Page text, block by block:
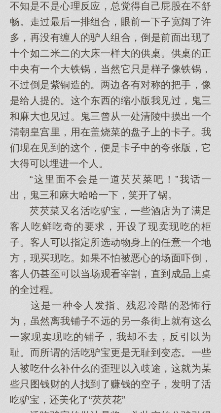
不知是不是心理反应，总觉得自己屁股在不舒
畅。走过最后一排组合，眼前一下子宽阔了许
多，再没有缠人的驴人组合，倒是前面出现了
十个如二米二的大床一样大的供桌。供桌的正
中央有一个大铁锅，当然它只是样子像铁锅，
不过倒是紫铜造的。两边各有对称的把手，像
是给人提的。这个东西的缩小版我见过，鬼三
和麻大也见过。鬼三曾从一处清陵中摸出一个
清朝皇宫里，用在盖烧菜的盘子上的卡子。我
们现在见到的这个，便是卡子中的夸张版，它
大得可以埋进一个人。
“这里面不会是一道芡芡菜吧！”我话一
出，鬼三和麻大哈哈一下，笑开了锅。
芡芡菜又名活吃驴宝，一些酒店为了满足
客人吃鲜吃奇的要求，开设了现卖现吃的柜
子。客人可以指定所选动物身上的任意一个地
方，现买现吃。如果不怕被恶心的场面吓倒，
客人仍甚至可以当场观看宰割，直到成品上桌
的全过程。
这是一种令人发指、残忍冷酷的恐怖行
为，虽然离我铺子不远的另一条街上就有这么
一家现卖现吃的铺子，我却不去，反引以为
耻。而所谓的活吃驴宝更是无耻到变态。一些
人被吃什么补什么的歪理以入歧途，这就为某
些只图钱财的人找到了赚钱的空子，发明了活
吃驴宝，还美化了“芡芡花”